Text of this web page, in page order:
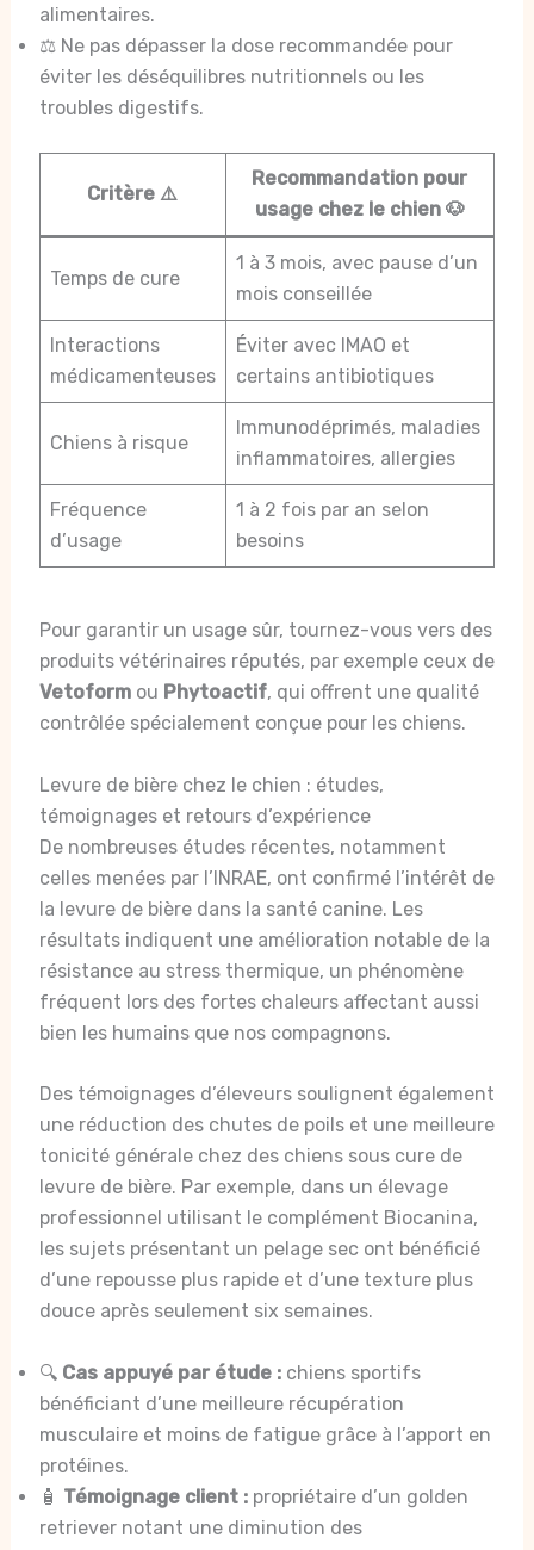
alimentaires.
⚖️ Ne pas dépasser la dose recommandée pour
éviter les déséquilibres nutritionnels ou les
troubles digestifs.
Critère ⚠️
Recommandation pour
usage chez le chien 🐶
Temps de cure
1 à 3 mois, avec pause d’un
mois conseillée
Interactions
médicamenteuses
Éviter avec IMAO et
certains antibiotiques
Chiens à risque
Immunodéprimés, maladies
inflammatoires, allergies
Fréquence
d’usage
1 à 2 fois par an selon
besoins
Pour garantir un usage sûr, tournez-vous vers des
produits vétérinaires réputés, par exemple ceux de
Vetoformou Phytoactif, qui offrent une qualité
contrôlée spécialement conçue pour les chiens.
Levure de bière chez le chien : études,
témoignages et retours d’expérience
De nombreuses études récentes, notamment
celles menées par l’INRAE, ont confirmé l’intérêt de
la levure de bière dans la santé canine. Les
résultats indiquent une amélioration notable de la
résistance au stress thermique, un phénomène
fréquent lors des fortes chaleurs affectant aussi
bien les humains que nos compagnons.
Des témoignages d’éleveurs soulignent également
une réduction des chutes de poils et une meilleure
tonicité générale chez des chiens sous cure de
levure de bière. Par exemple, dans un élevage
professionnel utilisant le complément Biocanina,
les sujets présentant un pelage sec ont bénéficié
d’une repousse plus rapide et d’une texture plus
douce après seulement six semaines.
🔍 Cas appuyé par étude :chiens sportifs
bénéficiant d’une meilleure récupération
musculaire et moins de fatigue grâce à l’apport en
protéines.
🧴 Témoignage client :propriétaire d’un golden
retriever notant une diminution des